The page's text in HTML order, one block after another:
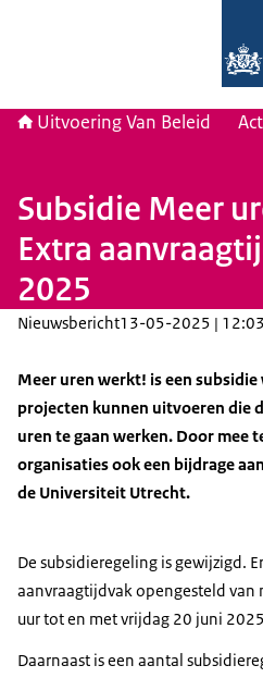
Uitvoering Van Beleid
Subsidie Meer
Extra
2025
Nieuwsbericht13-05-2025 | 12:03
Meer uren werkt! is een
projecten kunnen uitvoeren die
uren te gaan werken. Door mee
organisaties ook een bijdrage
de Universiteit Utrecht.
De subsidieregeling is gewijzigd.
aanvraagtijdvak opengesteld
uur tot en met vrijdag 20 juni
Daarnaast is een aantal